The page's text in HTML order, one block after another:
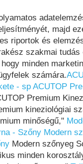
majd
riportok és
szakmai tudás
minden
számára.
- sp ACUTOP
Premium
kineziológiai
minőségű,"
- Szőny Modern
Modern szőnyeg
minden